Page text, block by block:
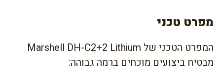
מפרט טכני
המפרט הטכני של Marshell DH-C2+2 Lithium
מבטיח ביצועים מוכחים ברמה גבוהה: